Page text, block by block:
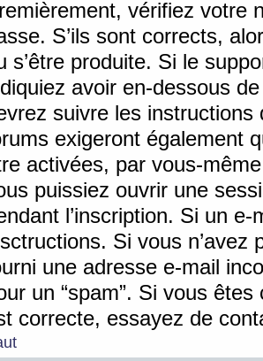
vérifiez votre
S’ils sont corrects,
s’être produite. Si le
avoir en-dessous
suivre les
exigeront également
activées, par vous-
puissiez ouvrir une
l’inscription. Si un
Si vous n’avez
une adresse e-mail
un “spam”. Si vous
correcte, essayez de